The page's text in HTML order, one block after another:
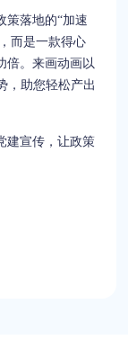
策落地的“加速
而是一款得心
倍。来画动画以
，助您轻松产出
建宣传，让政策